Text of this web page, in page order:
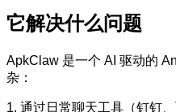
它解决什么问题
ApkClaw 是一个 AI 驱动的
杂：
1. 通过日常聊天工具（钉钉